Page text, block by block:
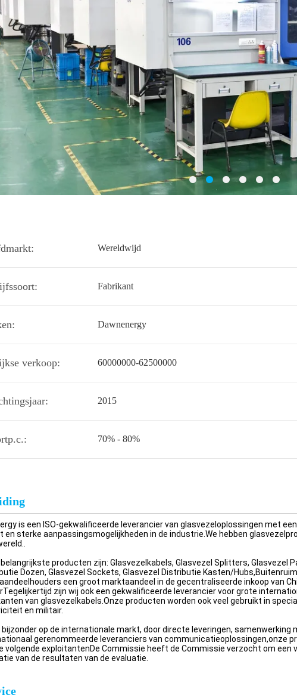
Wereldwijd
Fabrikant
Dawnenergy
verkoop: 60000000-62500000
2015
70% - 80%
is een ISO-gekwalificeerde leverancier van glasvezeloplossingen met
en sterke aanpassingsmogelijkheden in de industrie.We hebben
producten zijn: Glasvezelkabels, Glasvezel Splitters, Glasvezel
Dozen, Glasvezel Sockets, Glasvezel Distributie Kasten/
een groot marktaandeel in de gecentraliseerde inkoop van
zijn wij ook een gekwalificeerde leverancier voor grote
van glasvezelkabels.Onze producten worden ook veel gebruikt in
en militair.
bijzonder op de internationale markt, door directe leveringen,
gerenommeerde leveranciers van communicatieoplossingen,onze
volgende exploitantenDe Commissie heeft de Commissie verzocht om een
van de resultaten van de evaluatie.